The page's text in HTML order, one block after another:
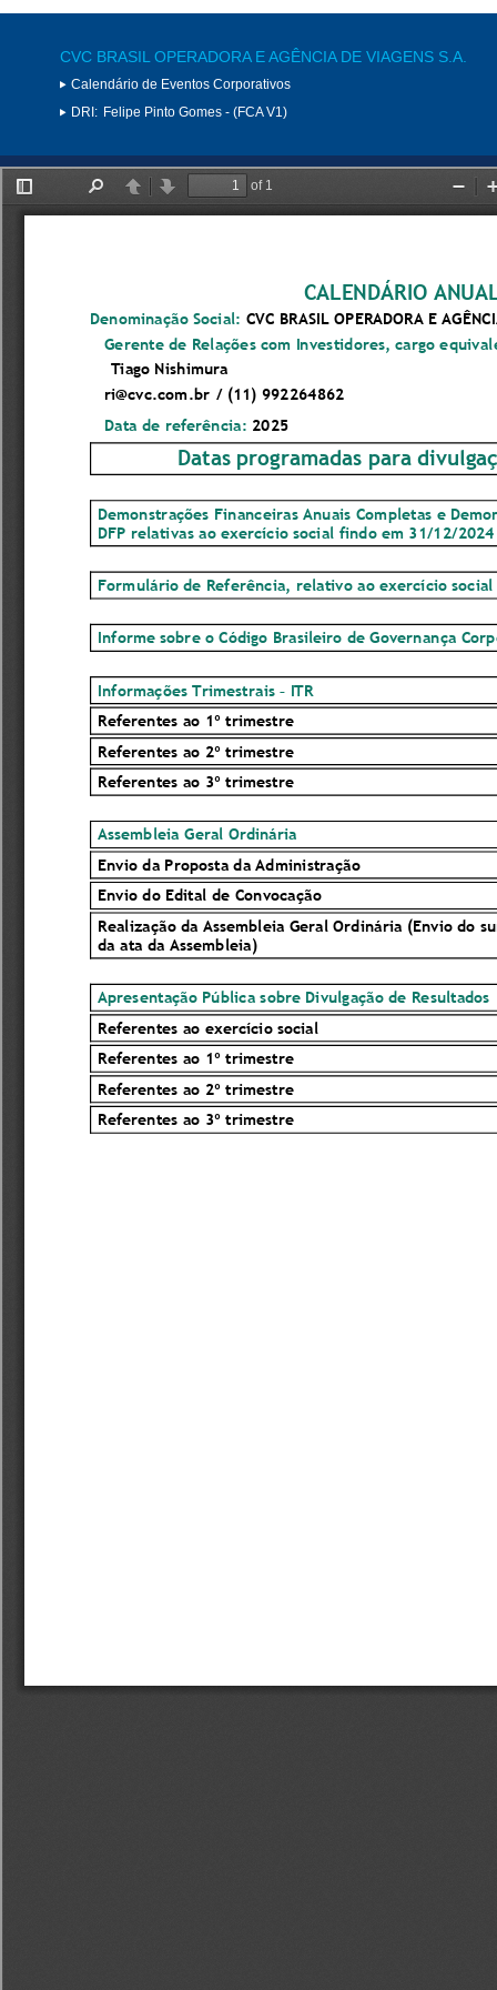
CVC BRASIL OPERADORA E AGÊNCIA DE VIAGENS S.A.
Calendário de Eventos Corporativos
DRI: Felipe Pinto Gomes - (FCA V1)